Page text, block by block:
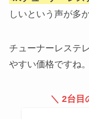
しいという声が多
チューナーレステ
やすい価格ですね。
＼ 2台目